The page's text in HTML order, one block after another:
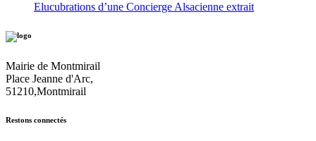
Elucubrations d’une Concierge Alsacienne extrait
Mairie de Montmirail
Place Jeanne d'Arc,
51210,Montmirail
Restons connectés